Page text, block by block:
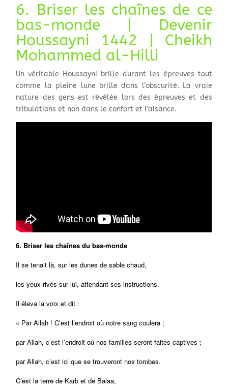
6. Briser les chaînes de ce
bas-monde | Devenir
Houssayni 1442 | Cheikh
Mohammed al-Hilli
Un véritable Houssayni brille durant les épreuves tout
comme la pleine lune brille dans l’obscurité. La vraie
nature des gens est révélée lors des épreuves et des
tribulations et non dans le confort et l’aisance.
6. Briser les chaînes du bas-monde
Il se tenait là, sur les dunes de sable chaud,
les yeux rivés sur lui, attendant ses instructions.
Il éleva la voix et dit :
« Par Allah ! C’est l’endroit où notre sang coulera ;
par Allah, c’est l’endroit où nos familles seront faites captives ;
par Allah, c’est ici que se trouveront nos tombes.
C’est la terre de Karb et de Balaa,